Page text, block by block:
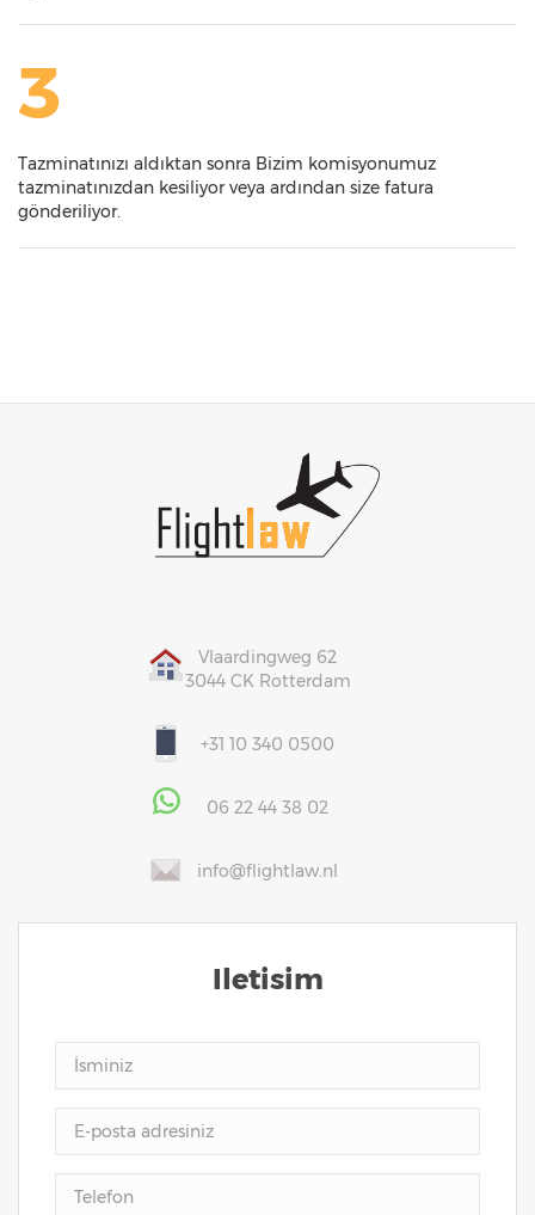
3
Tazminatınızı aldıktan sonra Bizim komisyonumuz
tazminatınızdan kesiliyor veya ardından size fatura
gönderiliyor.
Vlaardingweg 62
3044 CK Rotterdam
+31 10 340 0500
06 22 44 38 02
info@flightlaw.nl
Iletisim